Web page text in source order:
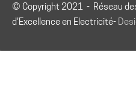
© Copyright 2021 - Réseau
d'Excellence en Electricité-